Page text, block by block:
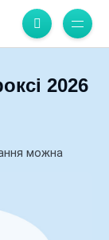
2026
можна